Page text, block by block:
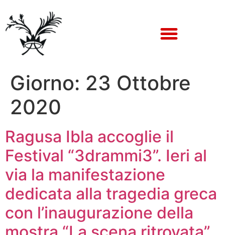
Giorno: 23 Ottobre
2020
Ragusa Ibla accoglie il
Festival “3drammi3”. Ieri al
via la manifestazione
dedicata alla tragedia greca
con l’inaugurazione della